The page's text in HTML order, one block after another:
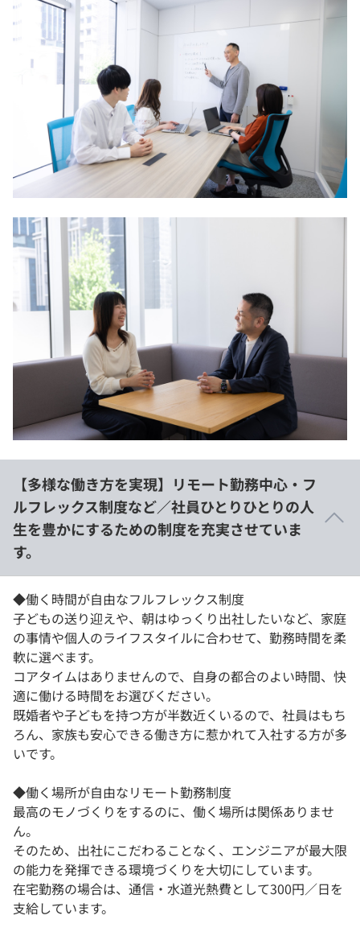
【多様な働き方を実現】リモート勤務中心・フ
ルフレックス制度など／社員ひとりひとりの人
生を豊かにするための制度を充実させていま
す。
◆働く時間が自由なフルフレックス制度
子どもの送り迎えや、朝はゆっくり出社したいなど、家庭
の事情や個人のライフスタイルに合わせて、勤務時間を柔
軟に選べます。
コアタイムはありませんので、自身の都合のよい時間、快
適に働ける時間をお選びください。
既婚者や子どもを持つ方が半数近くいるので、社員はもち
ろん、家族も安心できる働き方に惹かれて入社する方が多
いです。
◆働く場所が自由なリモート勤務制度
最高のモノづくりをするのに、働く場所は関係ありませ
ん。
そのため、出社にこだわることなく、エンジニアが最大限
の能力を発揮できる環境づくりを大切にしています。
在宅勤務の場合は、通信・水道光熱費として300円／日を
支給しています。